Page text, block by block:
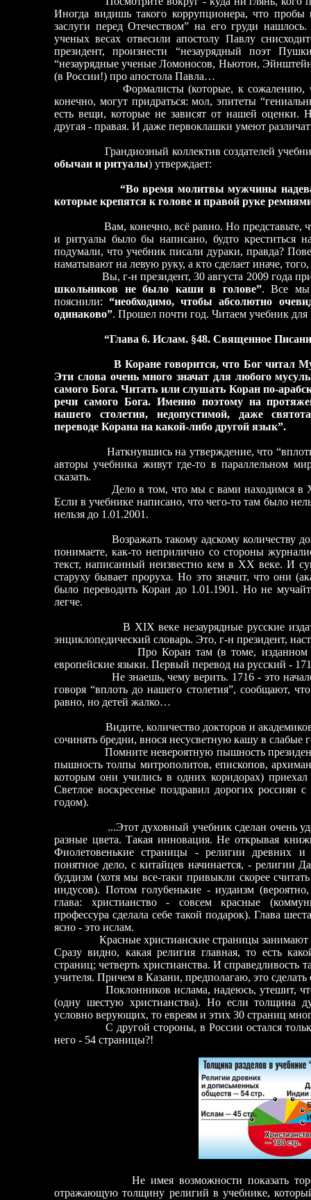
Иногда видишь такого коррупционера, что пробы
заслуги перед Отечеством” на его груди
ученых весах отвесили апостолу Павлу
президент, произнести “незаурядный поэт
“незаурядные ученые Ломоносов, Ньютон,
(в России!) про апостола Павла…
Формалисты (которые, к сожалению,
конечно, могут придраться: мол, эпитеты
есть вещи, которые не зависят от нашей оценки.
другая - правая. И даже первоклашки умеют
Грандиозный коллектив создателей
обычаи и ритуалы) утверждает:
“Во время молитвы мужчины
которые крепятся к голове и правой руке
Вам, конечно, всё равно. Но представьте, что
и ритуалы было бы написано, будто креститься
подумали, что учебник писали дураки, правда?
наматывают на левую руку, а кто сделает иначе,
Вы, г-н президент, 30 августа 2009 года
школьников не было каши в голове”. Все мы
пояснили:“необходимо, чтобы абсолютно
одинаково”. Прошел почти год. Читаем учебник для
“Глава 6. Ислам. §48. Священное
В Коране говорится, что Бог читал
Эти слова очень много значат для любого
самого Бога. Читать или слушать Коран по-
речи самого Бога. Именно поэтому на
нашего столетия, недопустимой, даже
переводе Корана на какой-либо другой язык”.
Наткнувшись на утверждение, что
авторы учебника живут где-то в параллельном
сказать.
Дело в том, что мы с вами находимся в
Если в учебнике написано, что чего-то там было
нельзя до 1.01.2001.
Возражать такому адскому количеству
понимаете, как-то неприлично со стороны
текст, написанный неизвестно кем в ХХ веке. И
старуху бывает проруха. Но это значит, что они
было переводить Коран до 1.01.1901. Но не
легче.
В ХIХ веке незаурядные русские издатели
энциклопедический словарь. Это, г-н президент,
Про Коран там (в томе, изданном в
европейские языки. Первый перевод на русский -
Не знаешь, чему верить. 1716 - это
говоря “вплоть до нашего столетия”, сообщают,
равно, но детей жалко…
Видите, количество докторов и
сочинять бредни, внося несусветную кашу в слабые
Помните невероятную пышность
пышность толпы митрополитов, епископов,
которым они учились в одних коридорах)
Светлое воскресенье поздравил дорогих
годом).
...Этот духовный учебник сделан очень
разные цвета. Такая инновация. Не открывая
Фиолетовенькие страницы - религии древних
понятное дело, с китайцев начинается, - религии
буддизм (хотя мы все-таки привыкли скорее
индусов). Потом голубенькие - иудаизм
глава: христианство - совсем красные
профессура сделала себе такой подарок). Глава
ясно - это ислам.
Красные христианские страницы занимают
Сразу видно, какая религия главная, то есть
страниц; четверть христианства. И
учителя. Причем в Казани, предполагаю, это
Поклонников ислама, надеюсь, утешит,
(одну шестую христианства). Но если толщина
условно верующих, то евреям и этих 30 страниц
С другой стороны, в России остался только
него - 54 страницы?!
Не имея возможности показать торец
отражающую толщину религий в учебнике,